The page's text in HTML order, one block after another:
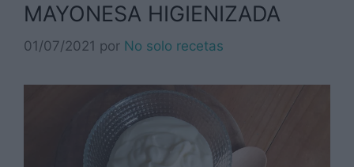
MAYONESA HIGIENIZADA
01/07/2021 por No solo recetas